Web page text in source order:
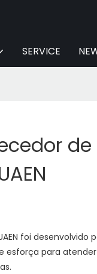
SERVICE
foi desenvolvido
esforça para